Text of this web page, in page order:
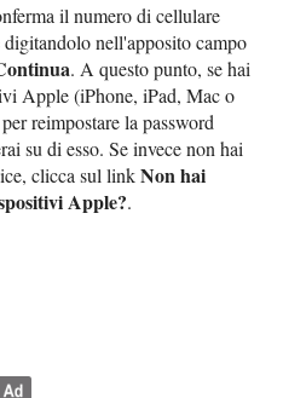
il numero di cellulare
nell'apposito campo
. A questo punto, se hai
Apple (iPhone, iPad, Mac o
reimpostare la password
su di esso. Se invece non hai
clicca sul linkNon hai
Apple?.